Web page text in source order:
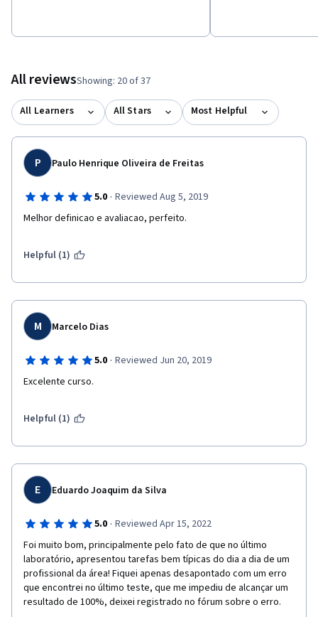
All reviewsShowing: 20 of 37
All Learners All Stars Most Helpful
P Paulo Henrique Oliveira de Freitas
5.0 · Reviewed Aug 5, 2019
Melhor definicao e avaliacao, perfeito.
Helpful (1)
M Marcelo Dias
5.0 · Reviewed Jun 20, 2019
Excelente curso.
Helpful (1)
E Eduardo Joaquim da Silva
5.0 · Reviewed Apr 15, 2022
Foi muito bom, principalmente pelo fato de que no último
laboratório, apresentou tarefas bem típicas do dia a dia de um
profissional da área! Fiquei apenas desapontado com um erro
que encontrei no último teste, que me impediu de alcançar um
resultado de 100%, deixei registrado no fórum sobre o erro.